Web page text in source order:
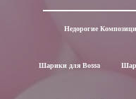
Недорогие
Шарики для Воssa